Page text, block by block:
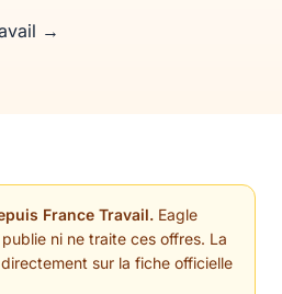
→
France Travail. Eagle
ni ne traite ces offres. La
sur la fiche officielle